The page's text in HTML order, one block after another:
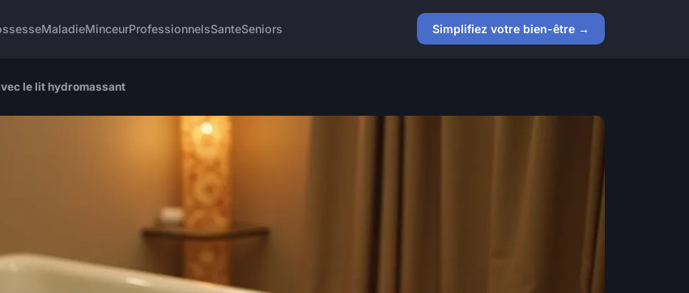
MaladieMinceurProfessionnelsSanteSeniors Simplifiez votre bien-être →
le lit hydromassant